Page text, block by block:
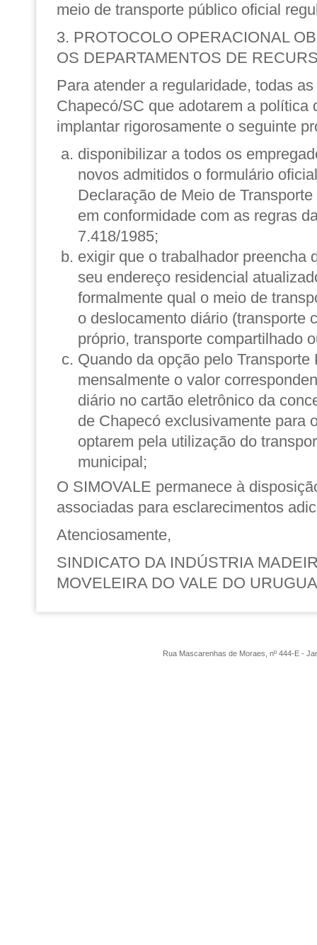
meio de transporte público oficial
3. PROTOCOLO OPERACIONAL
OS DEPARTAMENTOS DE
Para atender a regularidade, todas
Chapecó/SC que adotarem a política
implantar rigorosamente o seguinte
disponibilizar a todos os
novos admitidos o formulário
Declaração de Meio de
em conformidade com as regras
7.418/1985;
exigir que o trabalhador preencha
seu endereço residencial
formalmente qual o meio de
o deslocamento diário (transporte
próprio, transporte compartilhado
Quando da opção pelo Transporte
mensalmente o valor
diário no cartão eletrônico da
de Chapecó exclusivamente para
optarem pela utilização do
municipal;
O SIMOVALE permanece à
associadas para esclarecimentos
Atenciosamente,
SINDICATO DA INDÚSTRIA
MOVELEIRA DO VALE DO
Rua Mascarenhas de Moraes, nº 444-E -